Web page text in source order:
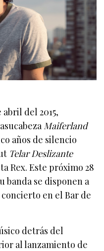
del 2015,
Maiferland
años de silencio
Telar Deslizante
Rex. Este próximo 28
banda se disponen a
en el Bar de
detrás del
al lanzamiento de